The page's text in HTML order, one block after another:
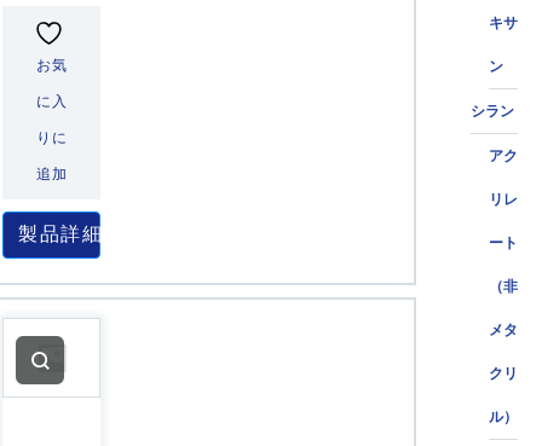
キサ
ン
シラン
アク
リレ
ート
（非
メタ
クリ
ル）
お気
に入
りに
追加
製品詳細